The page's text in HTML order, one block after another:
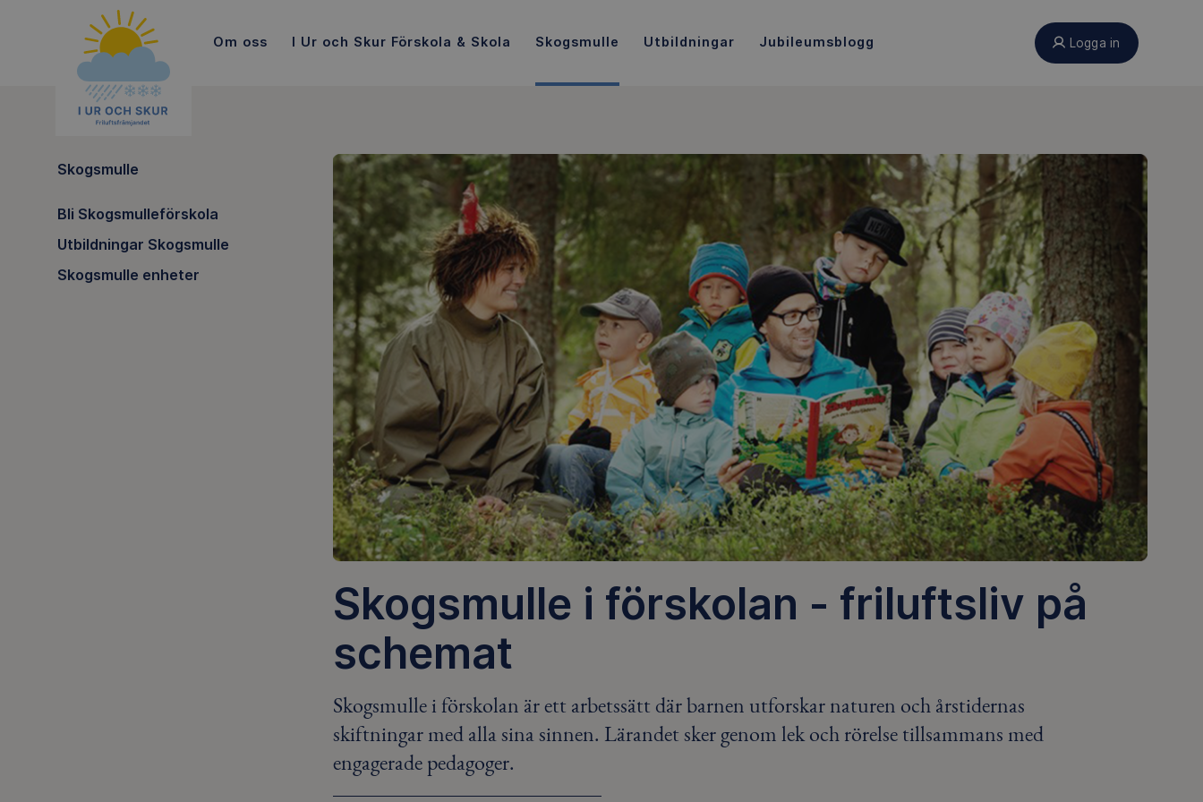
Om oss I Ur och Skur Förskola & Skola Skogsmulle Utbildningar Jubileumsblogg Logga in
Skogsmulle
Bli Skogsmulleförskola
Utbildningar Skogsmulle
Skogsmulle enheter
Skogsmulle i förskolan - friluftsliv på
schemat
Skogsmulle i förskolan är ett arbetssätt där barnen utforskar naturen och årstidernas
skiftningar med alla sina sinnen. Lärandet sker genom lek och rörelse tillsammans med
engagerade pedagoger.